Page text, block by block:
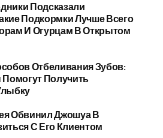
Подсказали
Подкормки Лучше Всего
И Огурцам В Открытом
Отбеливания Зубов:
Получить
Обвинил Джошуа В
С Его Клиентом